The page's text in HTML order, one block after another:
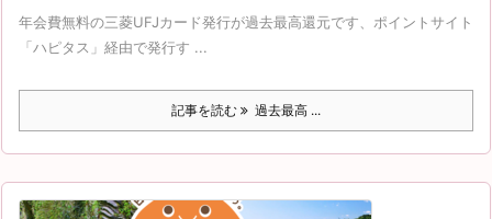
年会費無料の三菱UFJカード発行が過去最高還元です、ポイントサイト
「ハピタス」経由で発行す ...
記事を読む 過去最高 ...